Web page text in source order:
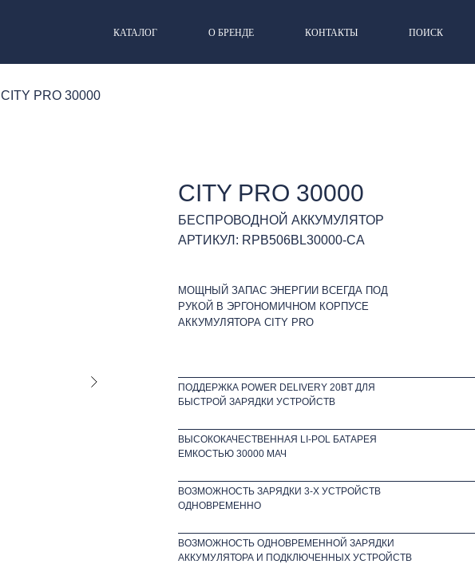
КАТАЛОГ О БРЕНДЕ КОНТАКТЫ ПОИСК
CITY PRO 30000
CITY PRO 30000
БЕСПРОВОДНОЙ АККУМУЛЯТОР
ПОДДЕРЖКА РOWER DELIVERY 20BT ДЛЯ
БЫСТРОЙ ЗАРЯДКИ УСТРОЙСТВ
ВЫСОКОКАЧЕСТВЕННАЯ LI-POL БАТАРЕЯ
ЕМКОСТЬЮ 30000 МАЧ
ВОЗМОЖНОСТЬ ЗАРЯДКИ 3-Х УСТРОЙСТВ
ОДНОВРЕМЕННО
ВОЗМОЖНОСТЬ ОДНОВРЕМЕННОЙ ЗАРЯДКИ
АККУМУЛЯТОРА И ПОДКЛЮЧЕННЫХ УСТРОЙСТВ
МОЩНЫЙ ЗАПАС ЭНЕРГИИ ВСЕГДА ПОД
РУКОЙ В ЭРГОНОМИЧНОМ КОРПУСЕ
АККУМУЛЯТОРА CITY PRO
АРТИКУЛ: RPB506BL30000-CA